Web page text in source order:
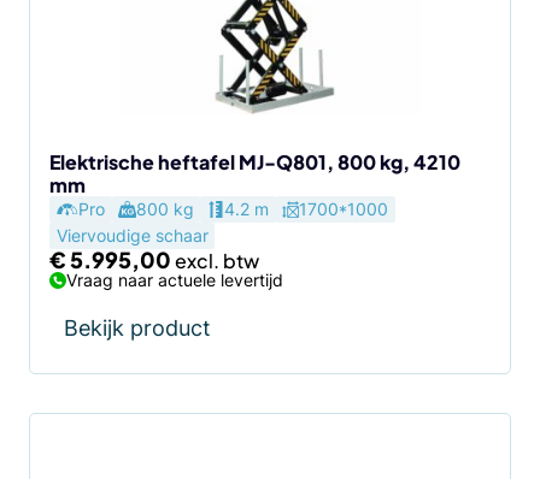
Elektrische heftafel MJ-Q801, 800 kg, 4210
mm
Pro 800 kg 4.2 m
1700*1000
Viervoudige schaar
€5.995,00
Vraag naar actuele levertijd
Bekijk product